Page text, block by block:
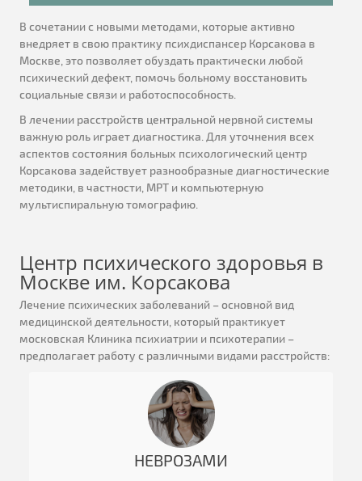
В сочетании с новыми методами, которые активно
внедряет в свою практику психдиспансер Корсакова в
Москве, это позволяет обуздать практически любой
психический дефект, помочь больному восстановить
социальные связи и работоспособность.
В лечении расстройств центральной нервной системы
важную роль играет диагностика. Для уточнения всех
аспектов состояния больных психологический центр
Корсакова задействует разнообразные диагностические
методики, в частности, МРТ и компьютерную
мультиспиральную томографию.
Центр психического здоровья в
Москве им. Корсакова
Лечение психических заболеваний – основной вид
медицинской деятельности, который практикует
московская Клиника психиатрии и психотерапии –
предполагает работу с различными видами расстройств:
НЕВРОЗАМИ